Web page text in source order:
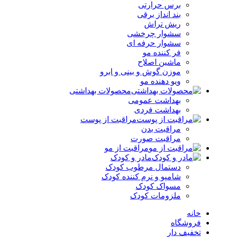
برس حرارتی
بند انداز برقی
ریش تراش
سشوار چرخشی
سشوار حرفه ای
فر کننده‌ مو
ماشین اصلاح
موزن گوش و بینی و ابرو
ویو دهنده مو
محصولات بهداشتی
بهداشت عمومی
بهداشت فردی
مراقبت از پوست
مراقبت بدن
مراقبت صورت
مراقبت از مو
مادر و کودک
دستمال مرطوب کودک
شامپو و نرم کننده کودک
مسواک کودک
ملزومات کودک
خانه
فروشگاه
تخفیف دار